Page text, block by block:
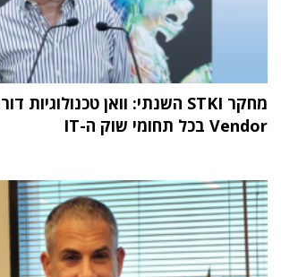
Vendor בכל תחומי שוק ה-IT